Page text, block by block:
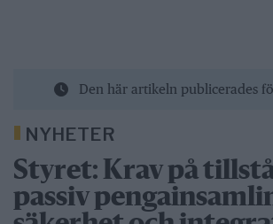
Den här artikeln publicerades
NYHETER
Styret: Krav på
passiv